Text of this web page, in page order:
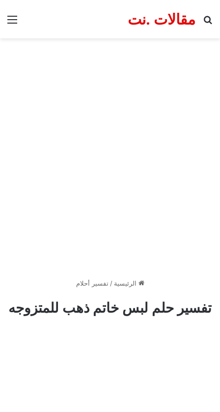
مقالات .نت
بحث عن
الرئيسية / تفسير أحلام
تفسير حلم لبس خاتم ذهب للمتزوجه